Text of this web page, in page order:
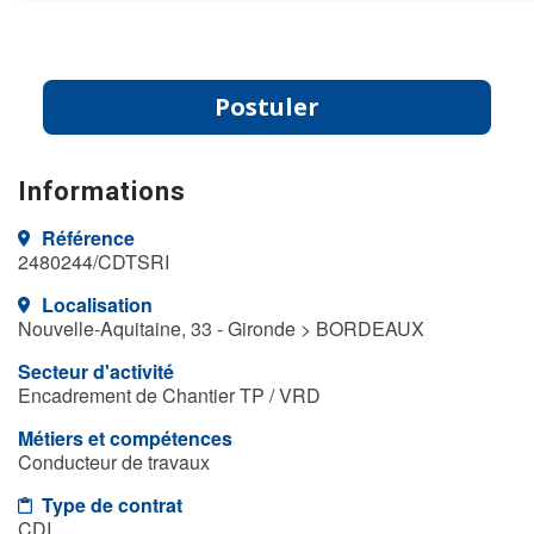
Postuler
Informations
Référence
2480244/CDTSRI
Localisation
Nouvelle-Aquitaine, 33 - Gironde > BORDEAUX
Secteur d'activité
Encadrement de Chantier TP / VRD
Métiers et compétences
Conducteur de travaux
Type de contrat